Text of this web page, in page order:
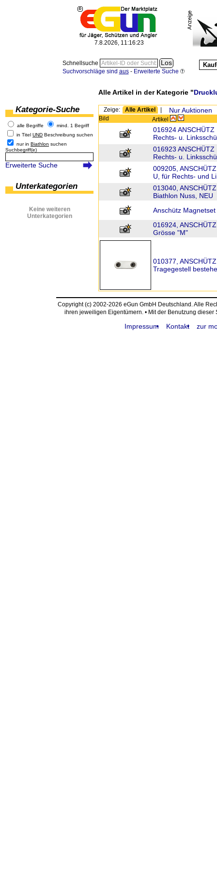
7.8.2026, 11:16:23
Schnellsuche
Suchvorschläge sind aus- Erweiterte Suche
Alle Artikel in der Kategorie "
Kategorie-Suche
alle Begriffe
mind. 1 Begriff
in Titel UND Beschreibung suchen
nur in Biathlon suchen
Suchbegriff(e)
Erweiterte Suche
Unterkategorien
Keine weiteren
Unterkategorien
Zeige: Alle Artikel Nur Auktionen
Bild Artikel
016924
Rechts- u.
016923
Rechts- u.
009205,
U, für Rechts- und
013040,
Biathlon Nuss, NEU
Anschütz
016924,
Grösse "M"
010377,
Tragegestell
Copyright (c) 2002-2026 eGun GmbH Deutschland. Alle
ihren jeweiligen Eigentümern. • Mit der Benutzung
Impressum Kontakt zur